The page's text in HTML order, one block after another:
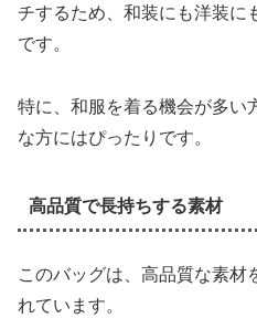
チするため、和装にも洋装に
です。
特に、和服を着る機会が多い
な方にはぴったりです。
高品質で長持ちする素材
このバッグは、高品質な素材
れています。